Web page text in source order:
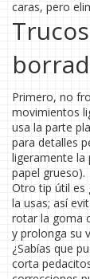
caras, pero
Primero, no
movimientos
usa la parte
para detalles
ligeramente la
papel grueso).
Otro tip útil es
la usas; así
rotar la goma
y prolonga su
¿Sabías que
corta